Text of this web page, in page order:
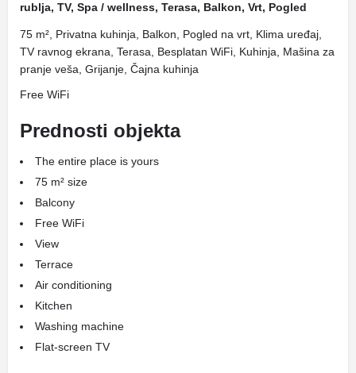
rublja, TV, Spa / wellness, Terasa, Balkon, Vrt, Pogled
75 m², Privatna kuhinja, Balkon, Pogled na vrt, Klima uređaj,
TV ravnog ekrana, Terasa, Besplatan WiFi, Kuhinja, Mašina za
pranje veša, Grijanje, Čajna kuhinja
Free WiFi
Prednosti objekta
The entire place is yours
75 m² size
Balcony
Free WiFi
View
Terrace
Air conditioning
Kitchen
Washing machine
Flat-screen TV